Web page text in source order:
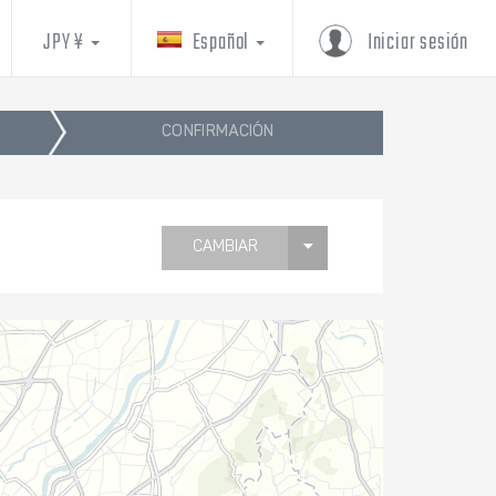
Iniciar sesión
Español
JPY ¥
CONFIRMACIÓN
CAMBIAR